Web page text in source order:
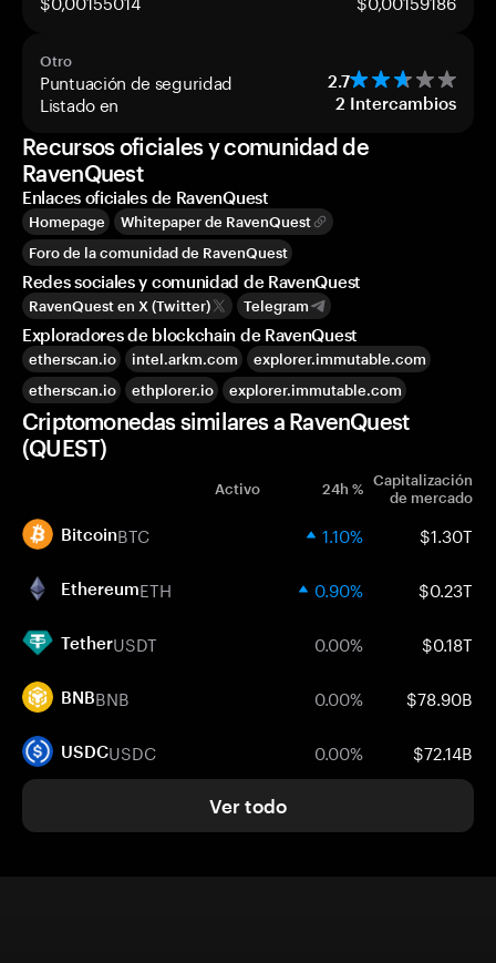
Otro
Puntuación de seguridad 2.7
Listado en 2 Intercambios
Recursos oficiales y comunidad de
RavenQuest
Enlaces oficiales de RavenQuest
Homepage
Whitepaper de RavenQuest
Foro de la comunidad de RavenQuest
Redes sociales y comunidad de RavenQuest
RavenQuest en X (Twitter) Telegram
Exploradores de blockchain de RavenQuest
etherscan.io intel.arkm.com
explorer.immutable.com
etherscan.io
ethplorer.io explorer.immutable.com
Criptomonedas similares a RavenQuest
(QUEST)
Activo 24h % Capitalización
de mercado
BitcoinBTC 1.10% $1.30T
EthereumETH 0.90% $0.23T
TetherUSDT 0.00% $0.18T
BNBBNB 0.00% $78.90B
USDCUSDC 0.00% $72.14B
Ver todo